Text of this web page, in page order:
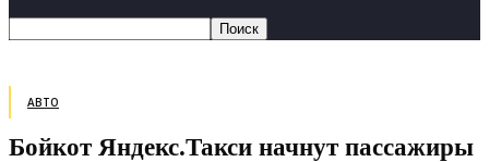
АВТО
Бойкот Яндекс.Такси начнут пассажиры